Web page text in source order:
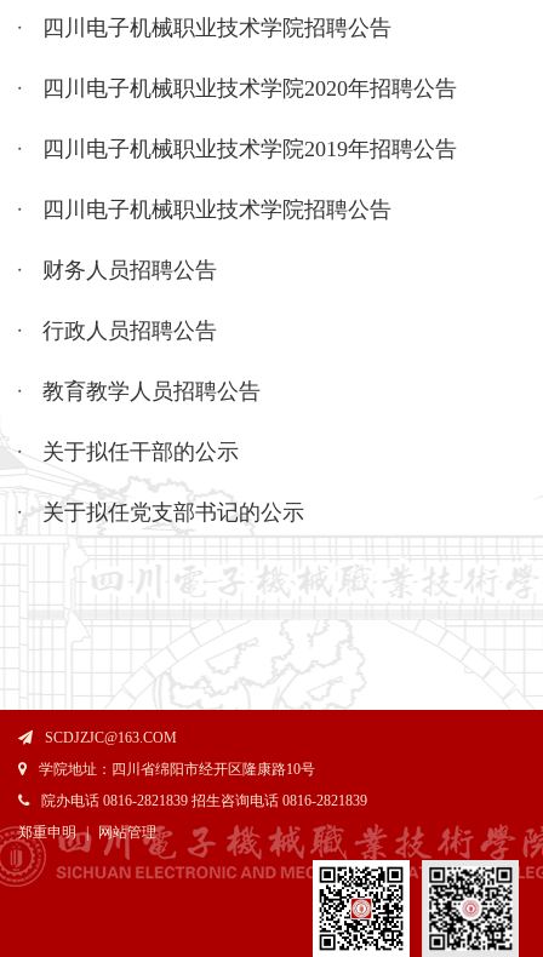
四川电子机械职业技术学院招聘公告
四川电子机械职业技术学院2020年招聘公告
四川电子机械职业技术学院2019年招聘公告
四川电子机械职业技术学院招聘公告
财务人员招聘公告
行政人员招聘公告
教育教学人员招聘公告
关于拟任干部的公示
关于拟任党支部书记的公示
SCDJZJC@163.COM
学院地址：四川省绵阳市经开区隆康路10号
院办电话 0816-2821839 招生咨询电话 0816-2821839
郑重申明 | 网站管理